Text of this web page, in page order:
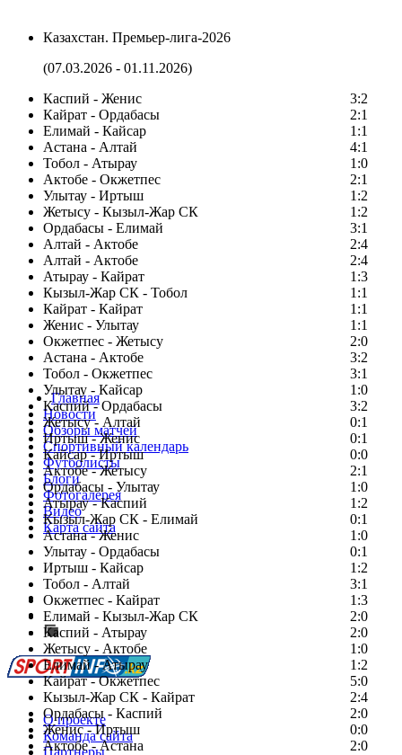
Казахстан. Премьер-лига-2026
(07.03.2026 - 01.11.2026)
Каспий - Женис
3:2
Кайрат - Ордабасы
2:1
Елимай - Кайсар
1:1
Астана - Алтай
4:1
Тобол - Атырау
1:0
Актобе - Окжетпес
2:1
Улытау - Иртыш
1:2
Жетысу - Кызыл-Жар СК
1:2
Ордабасы - Елимай
3:1
Алтай - Актобе
2:4
Алтай - Актобе
2:4
Атырау - Кайрат
1:3
Кызыл-Жар СК - Тобол
1:1
Кайрат - Кайрат
1:1
Женис - Улытау
1:1
Окжетпес - Жетысу
2:0
Астана - Актобе
3:2
Тобол - Окжетпес
3:1
Улытау - Кайсар
1:0
Каспий - Ордабасы
3:2
Жетысу - Алтай
0:1
Иртыш - Женис
0:1
Кайсар - Иртыш
0:0
Актобе - Жетысу
2:1
Ордабасы - Улытау
1:0
Атырау - Каспий
1:2
Кызыл-Жар СК - Елимай
0:1
Астана - Женис
1:0
Улытау - Ордабасы
0:1
Иртыш - Кайсар
1:2
Тобол - Алтай
3:1
Окжетпес - Кайрат
1:3
Елимай - Кызыл-Жар СК
2:0
Каспий - Атырау
2:0
Жетысу - Актобе
1:0
Елимай - Атырау
1:2
Кайрат - Окжетпес
5:0
Кызыл-Жар СК - Кайрат
2:4
Ордабасы - Каспий
2:0
Женис - Иртыш
0:0
Актобе - Астана
2:0
Главная
Новости
Обзоры матчей
Спортивный календарь
Футболисты
Блоги
Фотогалерея
Видео
Карта сайта
Есть идея?
Сообщить о мероприятии
Перейти на старый сайт
О проекте
Команда сайта